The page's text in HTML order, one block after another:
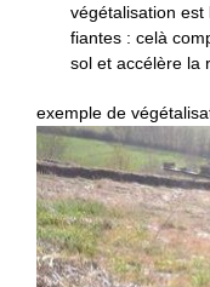
végétalisation
fiantes : celà
sol et accélère la
exemple de